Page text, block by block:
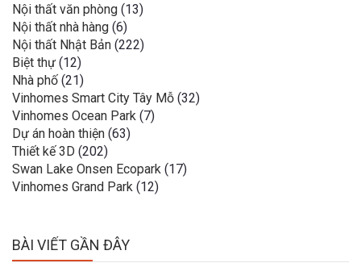
Nội thất văn phòng (13)
Nội thất nhà hàng (6)
Nội thất Nhật Bản (222)
Biệt thự (12)
Nhà phố (21)
Vinhomes Smart City Tây Mỗ (32)
Vinhomes Ocean Park (7)
Dự án hoàn thiện (63)
Thiết kế 3D (202)
Swan Lake Onsen Ecopark (17)
Vinhomes Grand Park (12)
BÀI VIẾT GẦN ĐÂY